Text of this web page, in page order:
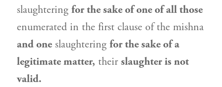
slaughtering for the sake of one of all those
enumerated in the first clause of the mishna
and one slaughtering for the sake of a
legitimate matter, their slaughter is not
valid.